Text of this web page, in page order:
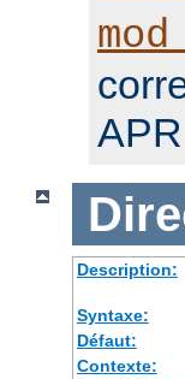
Description:
Syntaxe:
Défaut:
Contexte: